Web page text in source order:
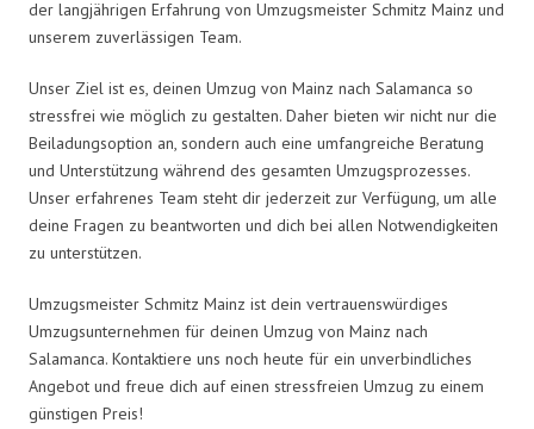
der langjährigen Erfahrung von Umzugsmeister Schmitz Mainz und
unserem zuverlässigen Team.
Unser Ziel ist es, deinen Umzug von Mainz nach Salamanca so
stressfrei wie möglich zu gestalten. Daher bieten wir nicht nur die
Beiladungsoption an, sondern auch eine umfangreiche Beratung
und Unterstützung während des gesamten Umzugsprozesses.
Unser erfahrenes Team steht dir jederzeit zur Verfügung, um alle
deine Fragen zu beantworten und dich bei allen Notwendigkeiten
zu unterstützen.
Umzugsmeister Schmitz Mainz ist dein vertrauenswürdiges
Umzugsunternehmen für deinen Umzug von Mainz nach
Salamanca. Kontaktiere uns noch heute für ein unverbindliches
Angebot und freue dich auf einen stressfreien Umzug zu einem
günstigen Preis!